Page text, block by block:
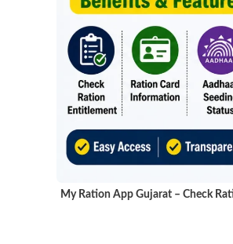
My Ration App Gujarat – Check